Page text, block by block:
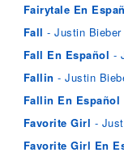
Fairytale En
Fall - Justin Bieber
Fall En Español -
Fallin - Justin
Fallin En Español
Favorite Girl -
Favorite Girl En